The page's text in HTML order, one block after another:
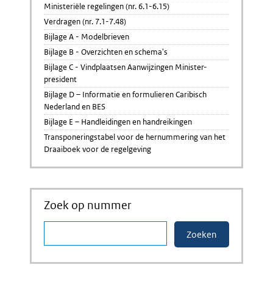
Ministeriële regelingen (nr. 6.1-6.15)
Verdragen (nr. 7.1-7.48)
Bijlage A - Modelbrieven
Bijlage B - Overzichten en schema's
Bijlage C - Vindplaatsen Aanwijzingen Minister-
president
Bijlage D – Informatie en formulieren Caribisch
Nederland en BES
Bijlage E – Handleidingen en handreikingen
Transponeringstabel voor de hernummering van het
Draaiboek voor de regelgeving
Zoek op nummer